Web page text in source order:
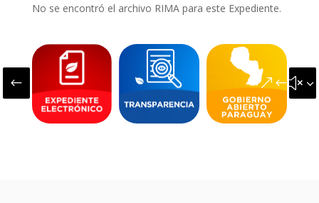
No se encontró el archivo RIMA para este Expediente.
#